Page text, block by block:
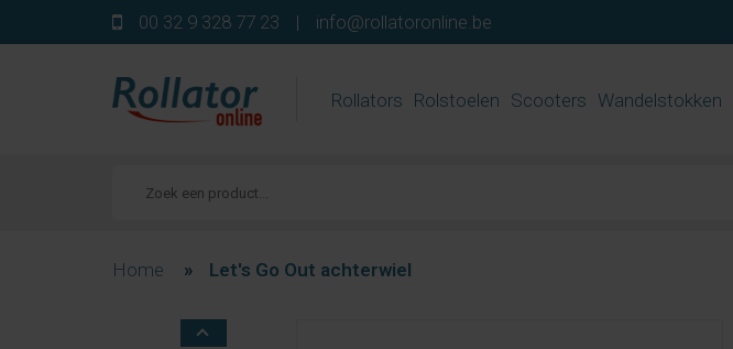
00 32 9 328 77 23 | info@rollatoronline.be
Rollators Rolstoelen Scooters Wandelstokken
Home » Let's Go Out achterwiel